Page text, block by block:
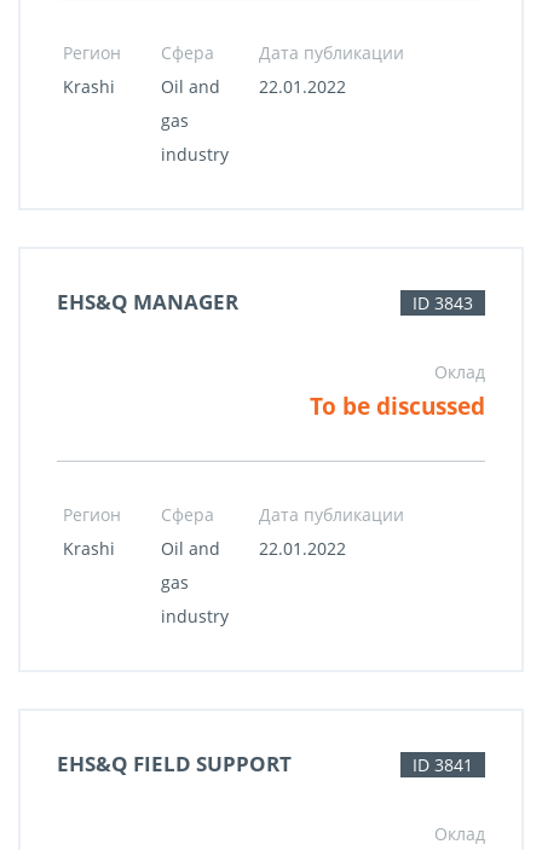
Регион Сфера
Дата публикации
Krashi
Oil and
gas
industry
22.01.2022
EHS&Q MANAGER ID 3843
Оклад
To be discussed
Регион Сфера
Дата публикации
Krashi
Oil and
gas
industry
22.01.2022
EHS&Q FIELD SUPPORT ID 3841
Оклад